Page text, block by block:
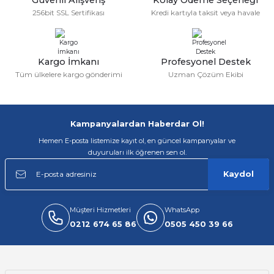
Ürün fiyatı diğer sitelerden daha pahalı.
Bu ürüne benzer farklı alternatifler olmalı.
256bit SSL Sertifikası Kredi kartıyla taksit veya havale
Kargo İmkanı
Tüm ülkelere kargo gönderimi
Profesyonel Destek
Uzman Çözüm Ekibi
Kampanyalardan Haberdar Ol!
Hemen E-posta listemize kayıt ol, en güncel kampanyalar ve
duyuruları ilk öğrenen sen ol.
Kaydol
Müşteri Hizmetleri
0212 674 65 86
WhatsApp
0505 450 39 66